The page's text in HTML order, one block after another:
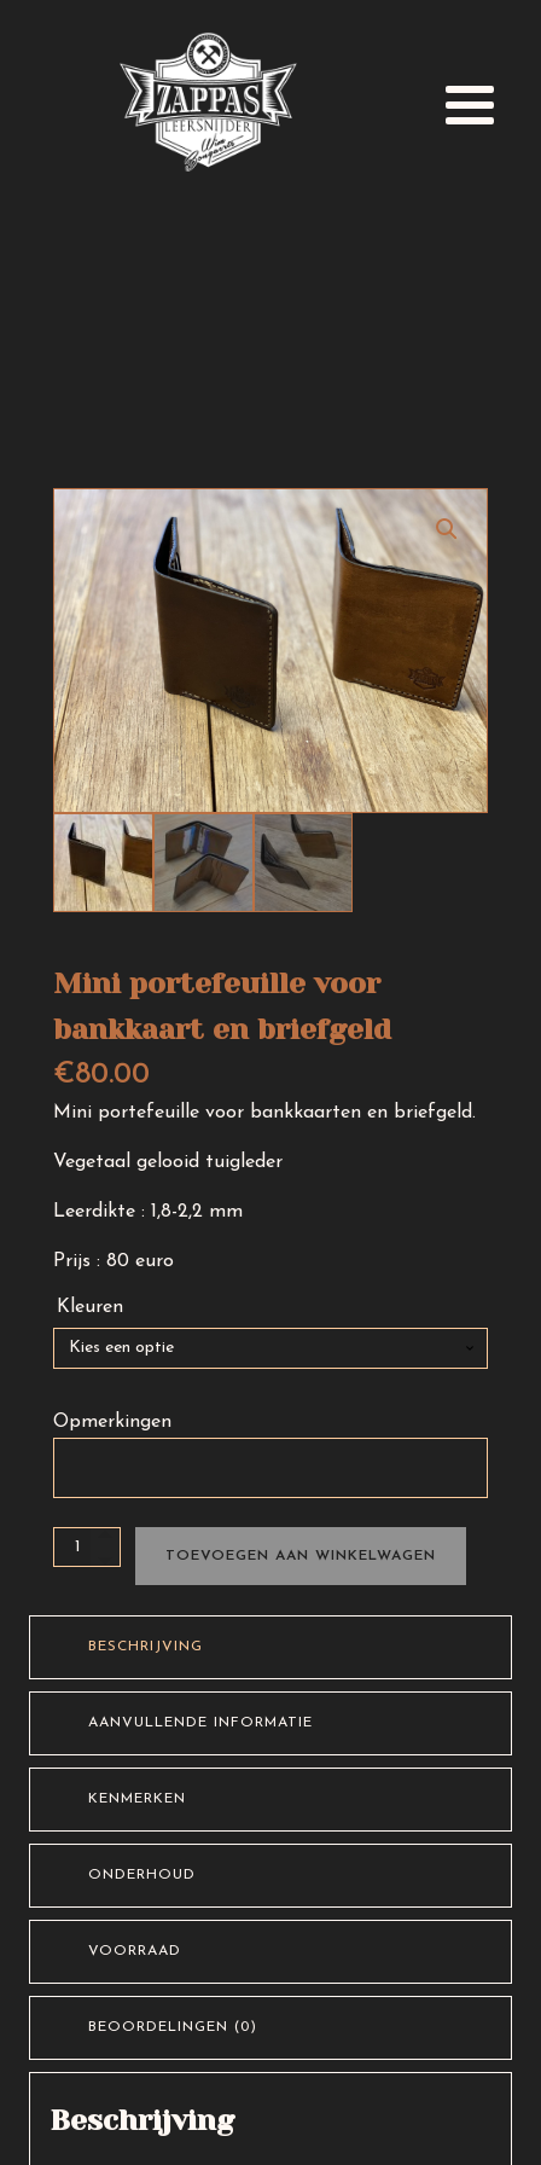
Mini portefeuille voor
bankkaart en briefgeld
€80.00
Mini portefeuille voor bankkaarten en briefgeld.
Vegetaal gelooid tuigleder
Leerdikte : 1,8-2,2 mm
Prijs : 80 euro
Kleuren
Opmerkingen
Mini
portefeuille
voor
bankkaart
aantal
TOEVOEGEN AAN WINKELWAGEN
BESCHRIJVING
AANVULLENDE INFORMATIE
KENMERKEN
ONDERHOUD
VOORRAAD
BEOORDELINGEN (0)
Beschrijving